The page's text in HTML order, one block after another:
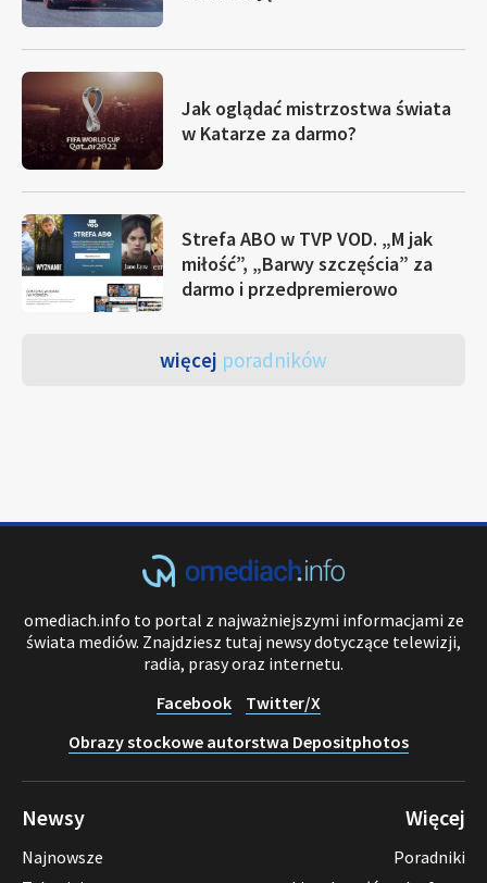
Jak oglądać mistrzostwa świata
w Katarze za darmo?
Strefa ABO w TVP VOD. „M jak
miłość”, „Barwy szczęścia” za
darmo i przedpremierowo
więcej poradników
omediach.info to portal z najważniejszymi informacjami ze
świata mediów. Znajdziesz tutaj newsy dotyczące telewizji,
radia, prasy oraz internetu.
Facebook
Twitter/X
Obrazy stockowe autorstwa Depositphotos
Newsy
Najnowsze
Więcej
Poradniki